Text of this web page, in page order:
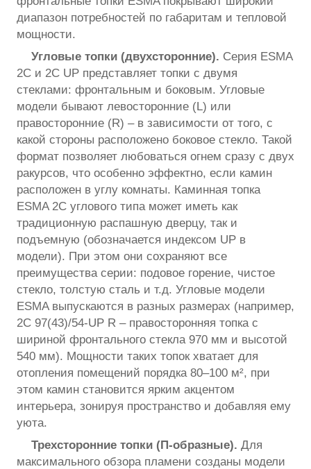
диапазон потребностей по габаритам и тепловой
мощности.
Угловые топки (двухсторонние). Серия ESMA
2C и 2C UP представляет топки с двумя
стеклами: фронтальным и боковым. Угловые
модели бывают левосторонние (L) или
правосторонние (R) – в зависимости от того, с
какой стороны расположено боковое стекло. Такой
формат позволяет любоваться огнем сразу с двух
ракурсов, что особенно эффектно, если камин
расположен в углу комнаты. Каминная топка
ESMA 2C углового типа может иметь как
традиционную распашную дверцу, так и
подъемную (обозначается индексом UP в
модели). При этом они сохраняют все
преимущества серии: подовое горение, чистое
стекло, толстую сталь и т.д. Угловые модели
ESMA выпускаются в разных размерах (например,
2С 97(43)/54-UP R – правосторонняя топка с
шириной фронтального стекла 970 мм и высотой
540 мм). Мощности таких топок хватает для
отопления помещений порядка 80–100 м², при
этом камин становится ярким акцентом
интерьера, зонируя пространство и добавляя ему
уюта.
Трехсторонние топки (П-образные). Для
максимального обзора пламени созданы модели